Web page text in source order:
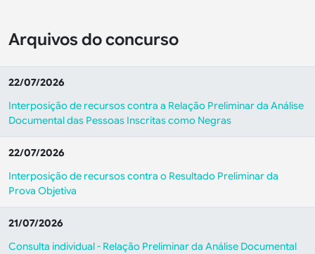
Arquivos do concurso
22/07/2026
Interposição de recursos contra a Relação Preliminar da Análise
Documental das Pessoas Inscritas como Negras
22/07/2026
Interposição de recursos contra o Resultado Preliminar da
Prova Objetiva
21/07/2026
Consulta individual - Relação Preliminar da Análise Documental